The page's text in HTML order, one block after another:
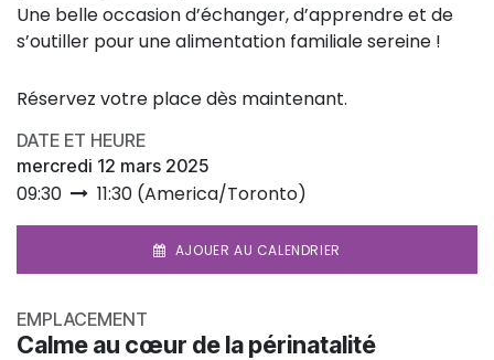
Une belle occasion d’échanger, d’apprendre et de
s’outiller pour une alimentation familiale sereine !
Réservez votre place dès maintenant.
DATE ET HEURE
mercredi 12 mars 2025
09:30 11:30 (America/Toronto)
AJOUER AU CALENDRIER
EMPLACEMENT
Calme au cœur de la périnatalité